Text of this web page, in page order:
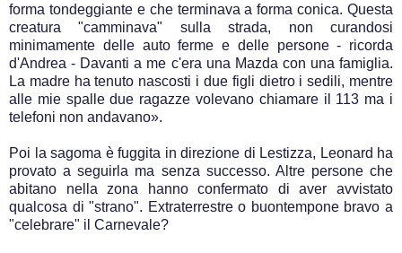
forma tondeggiante e che terminava a forma conica. Questa
creatura "camminava" sulla strada, non curandosi
minimamente delle auto ferme e delle persone - ricorda
d'Andrea - Davanti a me c'era una Mazda con una famiglia.
La madre ha tenuto nascosti i due figli dietro i sedili, mentre
alle mie spalle due ragazze volevano chiamare il 113 ma i
telefoni non andavano».
Poi la sagoma è fuggita in direzione di Lestizza, Leonard ha
provato a seguirla ma senza successo. Altre persone che
abitano nella zona hanno confermato di aver avvistato
qualcosa di "strano". Extraterrestre o buontempone bravo a
"celebrare" il Carnevale?